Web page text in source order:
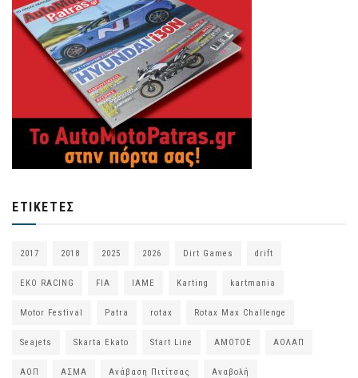
ΕΤΙΚΈΤΕΣ
2017 2018 2025 2026 Dirt Games drift
EKO RACING FIA IAME Karting kartmania
Motor Festival Patra rotax Rotax Max Challenge
Seajets Skarta Ekato Start Line ΑΜΟΤΟΕ ΑΟΛΑΠ
ΑΟΠ ΑΣΜΑ Ανάβαση Πιτίτσας Αναβολή